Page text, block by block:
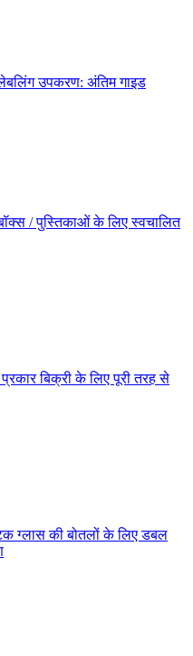
उपकरण: अंतिम गाइड
बॉक्स / पुस्तिकाओं के लिए स्वचालित
बिक्री के लिए पूरी तरह से
ग्लास की बोतलों के लिए डबल